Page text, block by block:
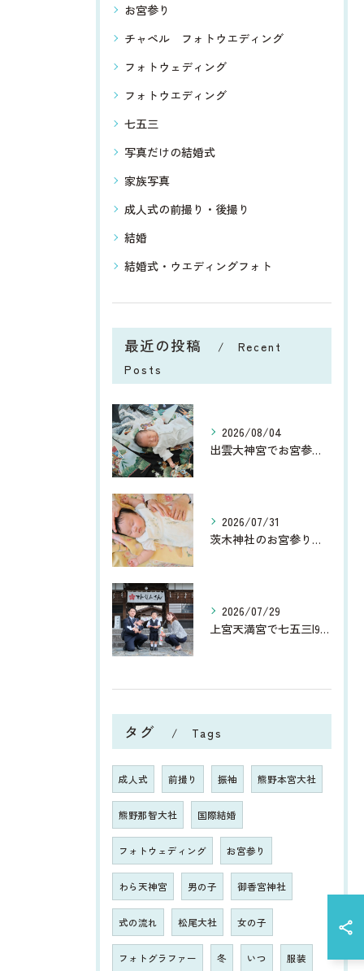
お宮参り
チャペル フォトウエディング
フォトウェディング
フォトウエディング
七五三
写真だけの結婚式
家族写真
成人式の前撮り・後撮り
結婚
結婚式・ウエディングフォト
最近の投稿
Recent
Posts
2026/08/04
出雲大神宮でお宮参り｜9月がおすすめ！美しい緑に囲まれた家族写真
2026/07/31
茨木神社のお宮参り撮影レポート｜夏のお宮参り
2026/07/29
上宮天満宮で七五三|9月は洋服でのお参りもおすすめ！
タグ Tags
成人式 前撮り 振袖 熊野本宮大社
熊野那智大社 国際結婚
フォトウェディング お宮参り
わら天神宮 男の子 御香宮神社
式の流れ 松尾大社 女の子
フォトグラファー 冬 いつ 服装